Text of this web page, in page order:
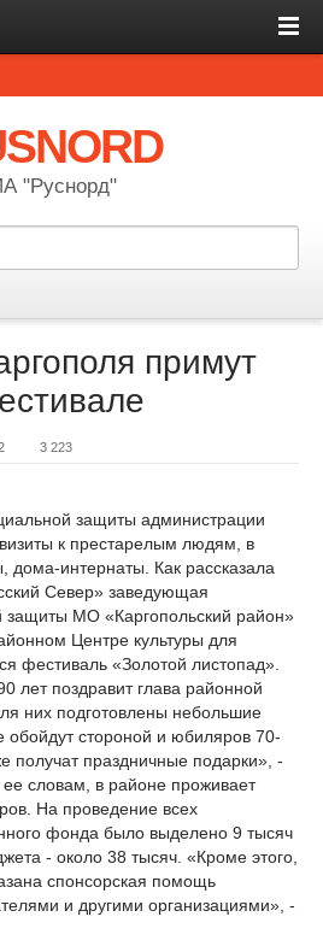
"Руснорд"
примут
3 223
защиты администрации
к престарелым людям, в
дома-интернаты. Как рассказала
Север» заведующая
защиты МО «Каргопольский район»
Центре культуры для
фестиваль «Золотой листопад».
лет поздравит глава районной
них подготовлены небольшие
обойдут стороной и юбиляров 70-
получат праздничные подарки», -
словам, в районе проживает
На проведение всех
фонда было выделено 9 тысяч
- около 38 тысяч. «Кроме этого,
спонсорская помощь
и другими организациями», -